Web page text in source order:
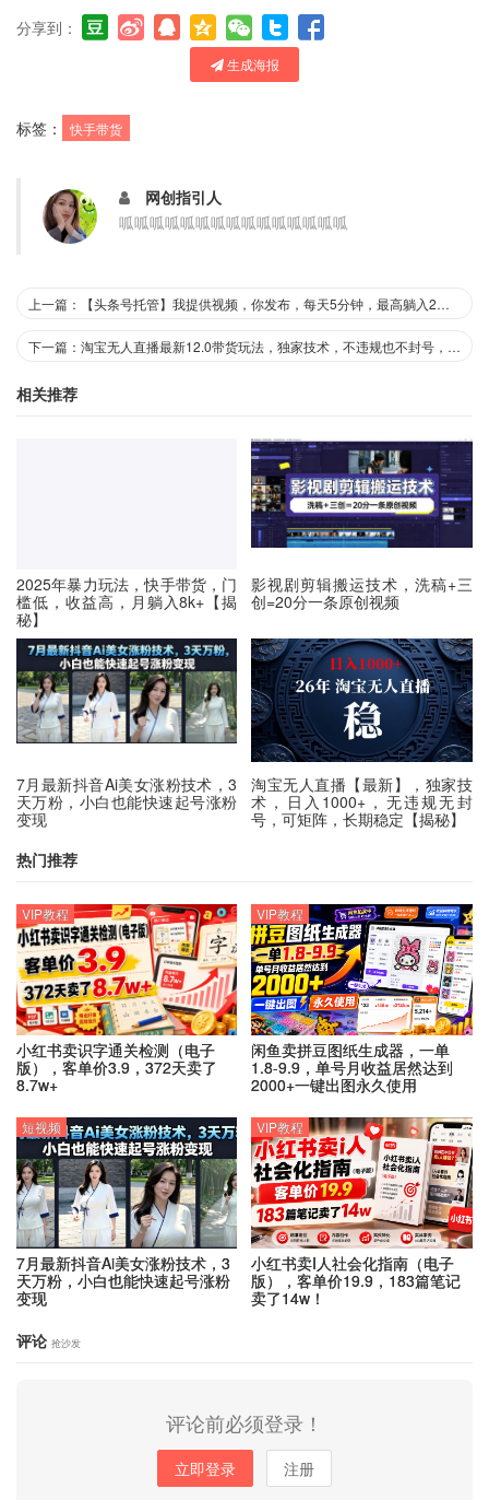
分享到：
生成海报
标签： 快手带货
网创指引人
呱呱呱呱呱呱呱呱呱呱呱呱呱呱呱
上一篇：【头条号托管】我提供视频，你发布，每天5分钟，最高躺入2W+【揭秘】
下一篇：淘宝无人直播最新12.0带货玩法，独家技术，不违规也不封号，只需要挂G，稳定日入2k＋【揭秘】
相关推荐
2025年暴力玩法，快手带货，门
槛低，收益高，月躺入8k+【揭
秘】
影视剧剪辑搬运技术，洗稿+三
创=20分一条原创视频
7月最新抖音Ai美女涨粉技术，3
天万粉，小白也能快速起号涨粉
变现
淘宝无人直播【最新】，独家技
术，日入1000+，无违规无封
号，可矩阵，长期稳定【揭秘】
热门推荐
小红书卖识字通关检测（电子
版），客单价3.9，372天卖了
8.7w+
VIP教程
闲鱼卖拼豆图纸生成器，一单
1.8-9.9，单号月收益居然达到
2000+一键出图永久使用
VIP教程
7月最新抖音Ai美女涨粉技术，3
天万粉，小白也能快速起号涨粉
变现
短视频
小红书卖I人社会化指南（电子
版），客单价19.9，183篇笔记
卖了14w！
VIP教程
评论 抢沙发
评论前必须登录！
立即登录 注册